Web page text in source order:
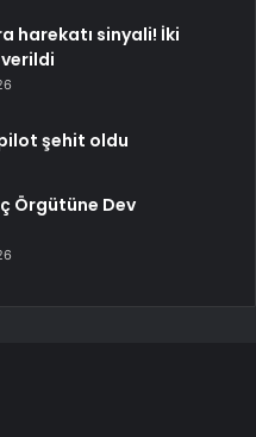
harekatı sinyali! İki
şehit oldu
Örgütüne Dev